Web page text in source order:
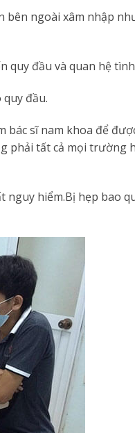
bên ngoài xâm nhập
đầu và quan hệ tình
đầu.
bác sĩ nam khoa để
phải tất cả mọi trường
nguy hiểm.Bị hẹp bao